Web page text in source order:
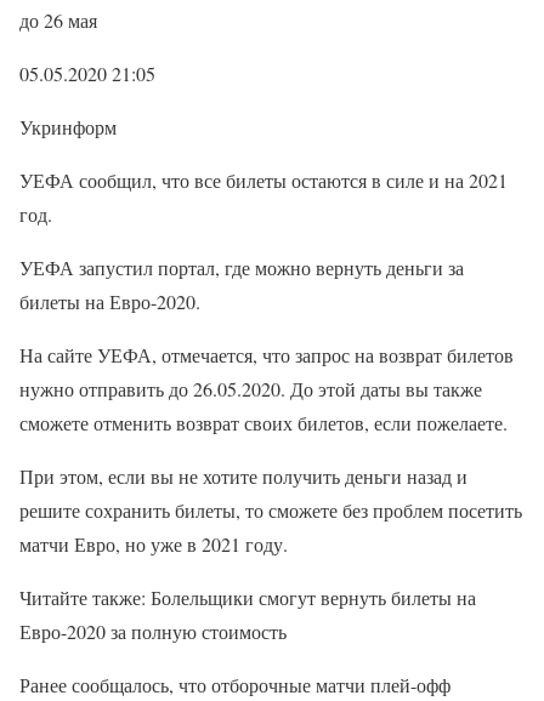
до 26 мая
05.05.2020 21:05
Укринформ
УЕФА сообщил, что все билеты остаются в силе и на 2021
год.
УЕФА запустил портал, где можно вернуть деньги за
билеты на Евро-2020.
На сайте УЕФА, отмечается, что запрос на возврат билетов
нужно отправить до 26.05.2020. До этой даты вы также
сможете отменить возврат своих билетов, если пожелаете.
При этом, если вы не хотите получить деньги назад и
решите сохранить билеты, то сможете без проблем посетить
матчи Евро, но уже в 2021 году.
Читайте также: Болельщики смогут вернуть билеты на
Евро-2020 за полную стоимость
Ранее сообщалось, что отборочные матчи плей-офф